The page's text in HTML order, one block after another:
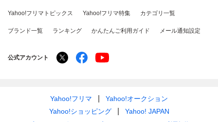
Yahoo!フリマトピックス Yahoo!フリマ特集 カテゴリ一覧
ブランド一覧 ランキング かんたんご利用ガイド メール通知設定
公式アカウント
Yahoo!フリマ
Yahoo!オークション
Yahoo!ショッピング
Yahoo! JAPAN